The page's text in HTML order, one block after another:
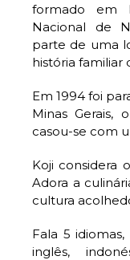
formado em
Nacional de
parte de uma
história familiar
Em 1994 foi
Minas Gerais,
casou-se com
Koji considera
Adora a
cultura
Fala 5
inglês,